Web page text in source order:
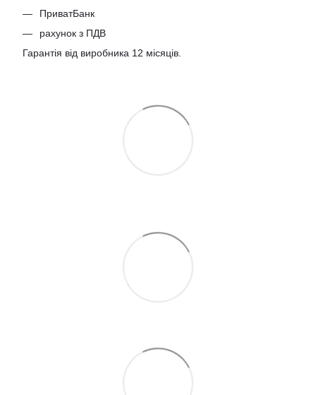
ПриватБанк
рахунок з ПДВ
Гарантія від виробника 12 місяців.